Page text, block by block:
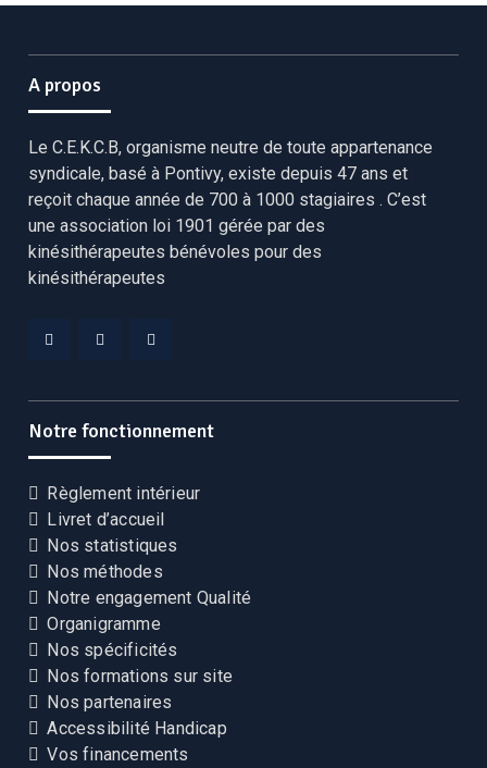
A propos
Le C.E.K.C.B, organisme neutre de toute appartenance
syndicale, basé à Pontivy, existe depuis 47 ans et
reçoit chaque année de 700 à 1000 stagiaires . C’est
une association loi 1901 gérée par des
kinésithérapeutes bénévoles pour des
kinésithérapeutes
CEKCBCEKCBCEKCB
Notre fonctionnement
Règlement intérieur
Livret d’accueil
Nos statistiques
Nos méthodes
Notre engagement Qualité
Organigramme
Nos spécificités
Nos formations sur site
Nos partenaires
Accessibilité Handicap
Vos financements